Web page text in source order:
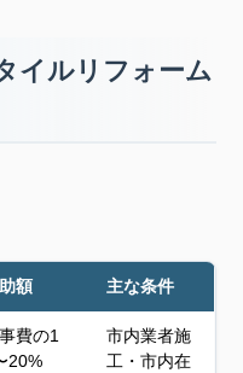
イルリフォーム
額 主な条件
費の1
20%
市内業者施
工・市内在